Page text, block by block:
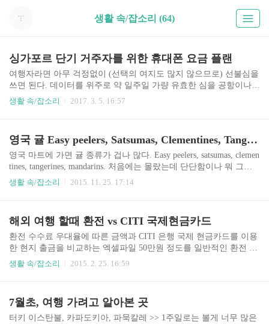
생활 속/잡소리 (64)
싱가포르 단기 거주자를 위한 휴대폰 요금 플랜
여행자라면 아무 걱정없이 (선택의 여지도 많지 않으므로) 선불심을
쓰면 된다. 데이터를 위주로 약 일주일 가량 유효한 심을 공항이나
편의점 등지에서 판매하므로 구매해서 쓰면 된다. 1년 남짓 거주하
쓰는 선불심과 거의 유사한 형태. 혜택은 다음과 같다. 3GB Local dat
a + 2GB Singtel WiFi150분 통화500 SMS이게 20 SGD 기본 플랜이고,
받는 전화 무료 (싱가포르는 받는 전화도 돈이 든다) 등의 자잘한 혜
택이 있다. 데이터나 통화가 더 필요하다면 여기에 add-on..
생활 속/잡소리 2017. 3. 5. 16:57
영국 귤 Easy peelers, Satsumas, Clementines, Tangerines, Mandarins
영국 마트에 가면 귤 종류가 겁나 많다. Easy peelers, satsumas, clemen
tines, tangerines, mandarins. 처음에는 몰랐는데 단단함이나 뭐 그런
게 다르다 싶더니 가격표에 붙어 있는 이름이 다른 것을 보고 알아챘
이 얇고 단단하고 잘 안까지는데 언젠가 먹어봤던 천혜향 같은 식감
이다. 물론 단맛은 천혜향이랑은 좀 거리가 멀고, 가끔 씨가 씹히기
도 해서 다른 것과 비교해서 더 나은 점을..
생활 속/잡소리 2015. 11. 25. 17:14
해외 여행 할때 환전 vs CITI 국제현금카드
환전 수수료 우대율에 따른 금액과 CITI 은행 국제 현금카드를 이용
한 현지 출금을 비교하는 엑셀파일 50만원 정도를 일반적인 환전 수
수료 우대율 (60% 가정)에 환전했을 때, CITI 국제 현금카드로 현지
생활 속/잡소리 2015. 2. 25. 16:59
7월초, 여행 가려고 알아본 곳
터키 이스탄불, 카파도키아, 파묵칼레 >> 1주일로는 볼게 너무 많은